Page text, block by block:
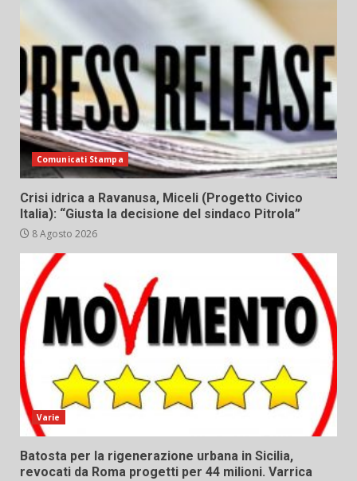
Comunicati Stampa
Crisi idrica a Ravanusa, Miceli (Progetto Civico
Italia): “Giusta la decisione del sindaco Pitrola”
8 Agosto 2026
Varie
Batosta per la rigenerazione urbana in Sicilia,
revocati da Roma progetti per 44 milioni. Varrica